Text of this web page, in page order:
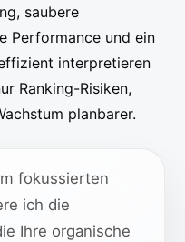
saubere
Performance und ein
interpretieren
Ranking-Risiken,
planbarer.
fokussierten
ich die
Ihre organische